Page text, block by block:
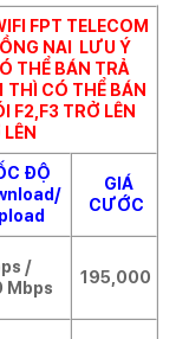
FPT TELECOM
NAI LƯU Ý
THỂ BÁN TRẢ
CÓ THỂ BÁN
F2,F3 TRỞ LÊN
ĐỘ
GIÁ
CƯỚC
/
Mbps
195,000